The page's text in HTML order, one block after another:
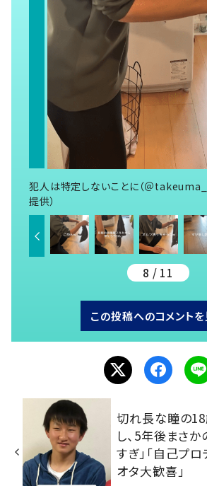
犯人は特定しないことに（＠
提供）
8 / 11
この投稿へのコメントを
切れ長な瞳の
し、5年後まさか
すぎ」「自己プ
オタ大歓喜」